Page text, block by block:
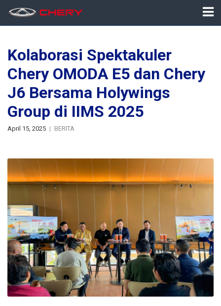
Kolaborasi Spektakuler
Chery OMODA E5 dan Chery
J6 Bersama Holywings
Group di IIMS 2025
April 15, 2025 BERITA